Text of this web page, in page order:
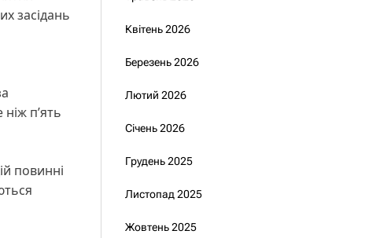
засідань
п’ять
повинні
Квітень 2026
Березень 2026
Лютий 2026
Січень 2026
Грудень 2025
Листопад 2025
Жовтень 2025